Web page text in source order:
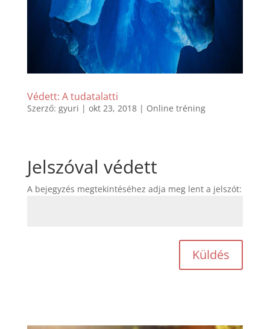
Védett: A tudatalatti
Szerző: gyuri | okt 23, 2018| Online tréning
Jelszóval védett
A bejegyzés megtekintéséhez adja meg lent a jelszót:
Küldés